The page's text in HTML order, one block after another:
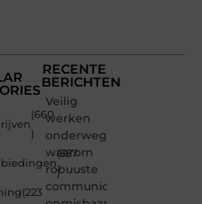
(660
)
(357
)
(223
RECENTE
BERICHTEN
Veilig
werken
onderweg:
waarom
robuuste
communicatiemiddelen